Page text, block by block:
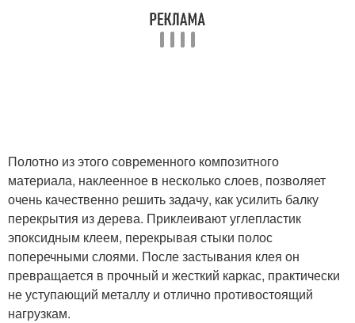
Полотно из этого современного композитного
материала, наклеенное в несколько слоев, позволяет
очень качественно решить задачу, как усилить балку
перекрытия из дерева. Приклеивают углепластик
эпоксидным клеем, перекрывая стыки полос
поперечными слоями. После застывания клея он
превращается в прочный и жесткий каркас, практически
не уступающий металлу и отлично противостоящий
нагрузкам.